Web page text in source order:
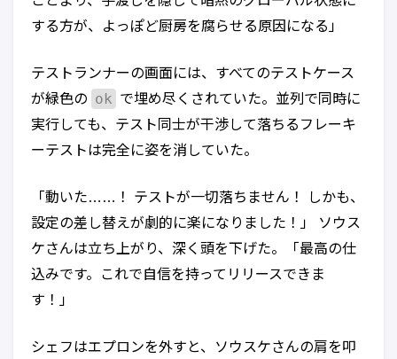
する方が、よっぽど厨房を腐らせる原因になる」
テストランナーの画面には、すべてのテストケース
が緑色の ok で埋め尽くされていた。並列で同時に
実行しても、テスト同士が干渉して落ちるフレーキ
ーテストは完全に姿を消していた。
「動いた……！ テストが一切落ちません！ しかも、
設定の差し替えが劇的に楽になりました！」 ソウス
ケさんは立ち上がり、深く頭を下げた。「最高の仕
込みです。これで自信を持ってリリースできま
す！」
シェフはエプロンを外すと、ソウスケさんの肩を叩